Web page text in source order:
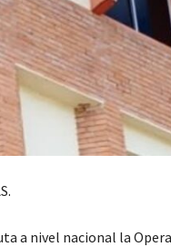
a nivel nacional la